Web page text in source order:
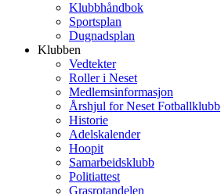
Klubbhåndbok
Sportsplan
Dugnadsplan
Klubben
Vedtekter
Roller i Neset
Medlemsinformasjon
Årshjul for Neset Fotballklubb
Historie
Adelskalender
Hoopit
Samarbeidsklubb
Politiattest
Grasrotandelen